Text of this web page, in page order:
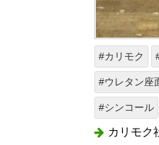
#カリモク
#ウレタン座
#シンコール
カリモク